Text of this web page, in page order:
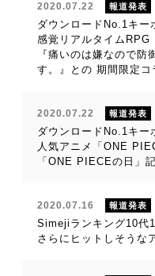
2020.07.22 報道発表
ダウンロードNo.1キ
感覚リアルタイムRPG
『痛いのは嫌なので防
す。』との 期間限定コ
2020.07.22 報道発表
ダウンロードNo.1キ
人気アニメ「ONE
「ONE PIECEの日」
2020.07.16 報道発表
Simejiランキング10代
さらにヒットしそうな